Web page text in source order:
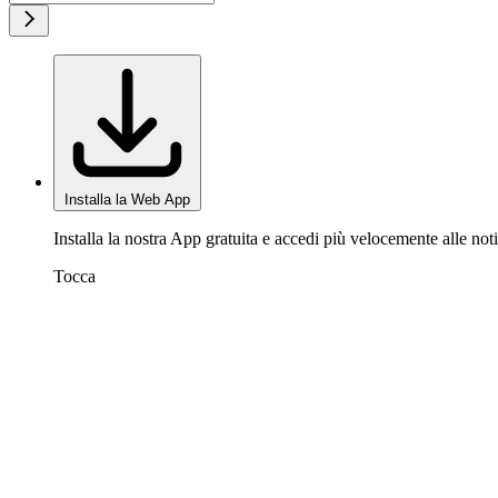
Installa la Web App
Installa la nostra App gratuita e accedi più velocemente alle
Tocca